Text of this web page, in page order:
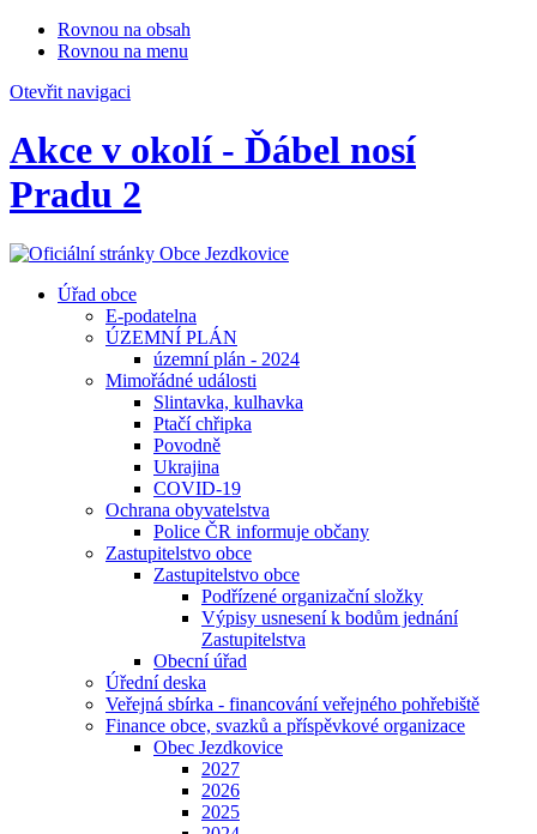
Rovnou na obsah
Rovnou na menu
Otevřit navigaci
Akce v okolí - Ďábel nosí
Pradu 2
Úřad obce
E-podatelna
ÚZEMNÍ PLÁN
územní plán - 2024
Mimořádné události
Slintavka, kulhavka
Ptačí chřipka
Povodně
Ukrajina
COVID-19
Ochrana obyvatelstva
Police ČR informuje občany
Zastupitelstvo obce
Zastupitelstvo obce
Podřízené organizační složky
Výpisy usnesení k bodům jednání
Zastupitelstva
Obecní úřad
Úřední deska
Veřejná sbírka - financování veřejného pohřebiště
Finance obce, svazků a příspěvkové organizace
Obec Jezdkovice
2027
2026
2025